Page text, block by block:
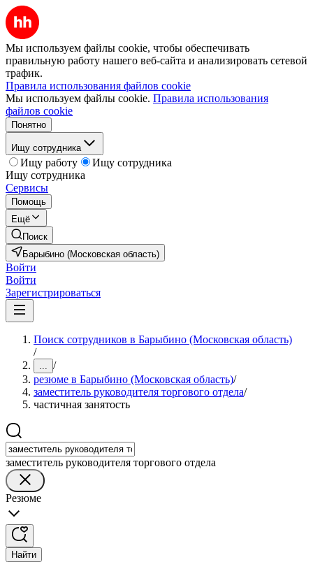
Мы используем файлы cookie, чтобы обеспечивать
правильную работу нашего веб-сайта и анализировать сетевой
трафик.
Правила использования файлов cookie
Мы используем файлы cookie. Правила использования
файлов cookie
Понятно
Ищу сотрудника
Ищу работу
Ищу сотрудника
Ищу сотрудника
Сервисы
Помощь
Ещё
Поиск
Барыбино (Московская область)
Войти
Войти
Зарегистрироваться
Поиск сотрудников в Барыбино (Московская область)
/
... /
резюме в Барыбино (Московская область)/
заместитель руководителя торгового отдела/
частичная занятость
заместитель руководителя торгового отдела
Резюме
Найти